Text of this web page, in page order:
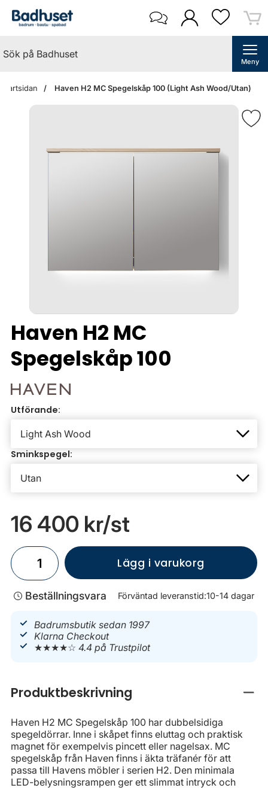
Meny
Startsidan Haven H2 MC Spegelskåp 100 (Light Ash Wood/Utan)
Haven H2 MC
Spegelskåp 100
Utförande:
Sminkspegel:
16 400 kr/st
Lägg i varukorg
Beställningsvara Förväntad leveranstid:10-14 dagar
Badrumsbutik sedan 1997
Klarna Checkout
★★★★☆4.4 på Trustpilot
Produktbeskrivning
Haven H2 MC Spegelskåp 100 har dubbelsidiga
spegeldörrar. Inne i skåpet finns eluttag och praktisk
magnet för exempelvis pincett eller nagelsax. MC
spegelskåp från Haven finns i äkta träfanér för att
passa till Havens möbler i serien H2. Den minimala
LED-belysningsrampen ger ett slimmat intryck och